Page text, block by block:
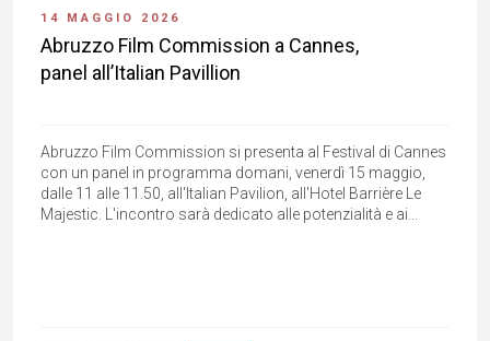
14 MAGGIO 2026
Abruzzo Film Commission a Cannes,
panel all’Italian Pavillion
Abruzzo Film Commission si presenta al Festival di Cannes
con un panel in programma domani, venerdì 15 maggio,
dalle 11 alle 11.50, all'Italian Pavilion, all'Hotel Barrière Le
Majestic. L'incontro sarà dedicato alle potenzialità e ai...